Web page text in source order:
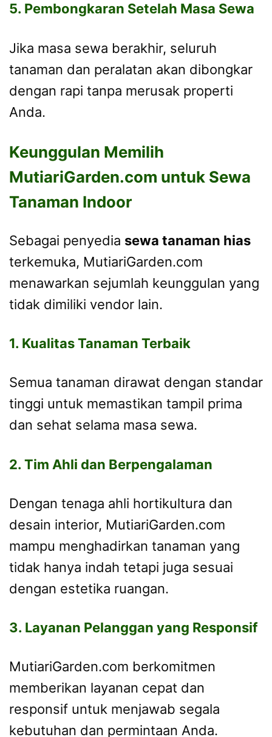
5. Pembongkaran Setelah Masa Sewa
Jika masa sewa berakhir, seluruh
tanaman dan peralatan akan dibongkar
dengan rapi tanpa merusak properti
Anda.
Keunggulan Memilih
MutiariGarden.com untuk Sewa
Tanaman Indoor
Sebagai penyedia sewa tanaman hias
terkemuka, MutiariGarden.com
menawarkan sejumlah keunggulan yang
tidak dimiliki vendor lain.
1. Kualitas Tanaman Terbaik
Semua tanaman dirawat dengan standar
tinggi untuk memastikan tampil prima
dan sehat selama masa sewa.
2. Tim Ahli dan Berpengalaman
Dengan tenaga ahli hortikultura dan
desain interior, MutiariGarden.com
mampu menghadirkan tanaman yang
tidak hanya indah tetapi juga sesuai
dengan estetika ruangan.
3. Layanan Pelanggan yang Responsif
MutiariGarden.com berkomitmen
memberikan layanan cepat dan
responsif untuk menjawab segala
kebutuhan dan permintaan Anda.